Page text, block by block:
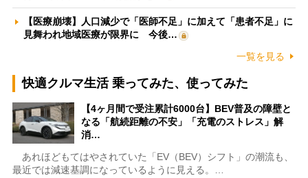
【医療崩壊】人口減少で「医師不足」に加えて「患者不足」に
見舞われ地域医療が限界に 今後…
一覧を見る
快適クルマ生活 乗ってみた、使ってみた
【4ヶ月間で受注累計6000台】BEV普及の障壁と
なる「航続距離の不安」「充電のストレス」解
消…
あれほどもてはやされていた「EV（BEV）シフト」の潮流も、
最近では減速基調になっているように見える。…